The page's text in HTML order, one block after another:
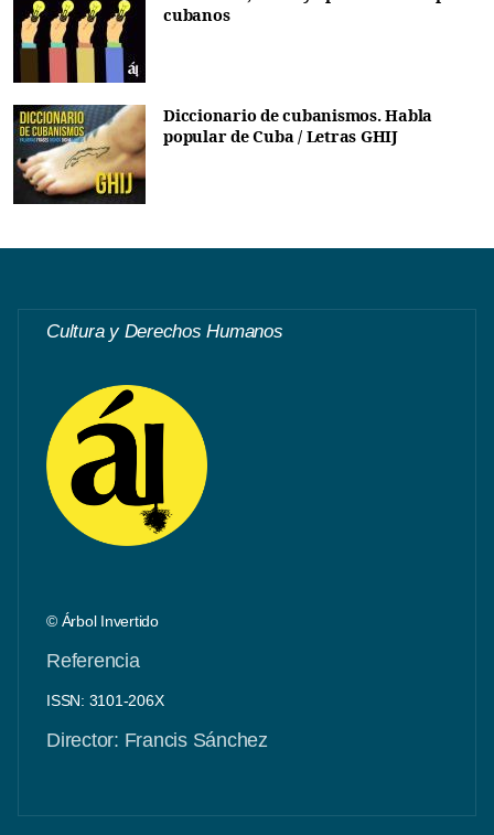
cubanos
Diccionario de cubanismos. Habla
popular de Cuba / Letras GHIJ
Cultura y Derechos Humanos
© Árbol Invertido
Referencia
ISSN: 3101-206X
Director: Francis Sánchez